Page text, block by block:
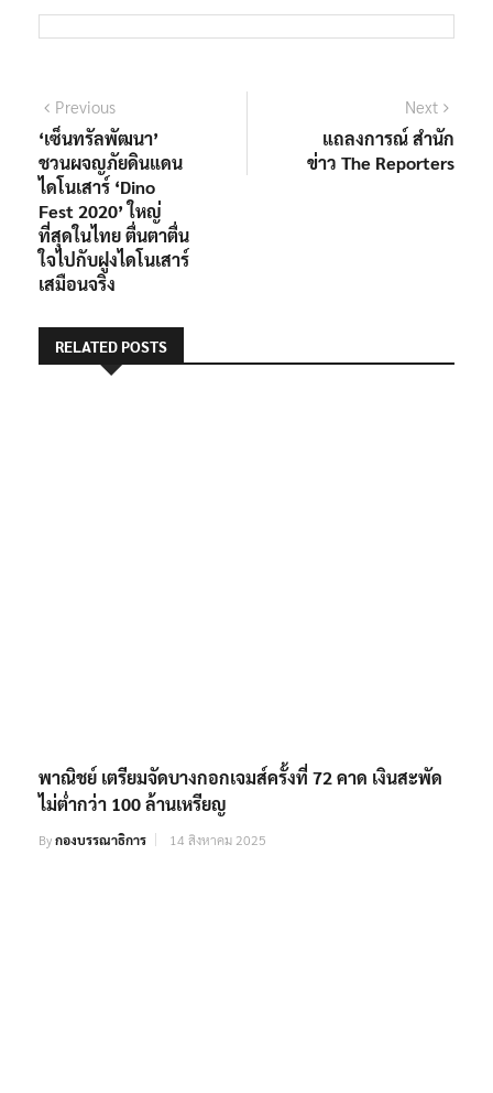
Previous
‘เซ็นทรัลพัฒนา’
ชวนผจญภัยดินแดน
ไดโนเสาร์ ‘Dino
Fest 2020’ ใหญ่
ที่สุดในไทย ตื่นตาตื่น
ใจไปกับฝูงไดโนเสาร์
เสมือนจริง
Next
แถลงการณ์ สำนัก
ข่าว The Reporters
RELATED POSTS
พาณิชย์ เตรียมจัดบางกอกเจมส์ครั้งที่ 72 คาด เงินสะพัด
ไม่ต่ำกว่า 100 ล้านเหรียญ
Byกองบรรณาธิการ 14 สิงหาคม 2025